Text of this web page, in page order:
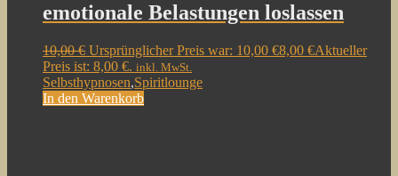
emotionale Belastungen loslassen
10,00€ Ursprünglicher Preis war: 10,00 €8,00 €Aktueller
Preis ist: 8,00 €. inkl. MwSt.
Selbsthypnosen,Spiritlounge
In den Warenkorb